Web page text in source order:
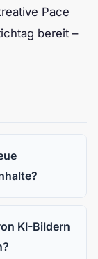
Pace
bereit –
KI-Bildern